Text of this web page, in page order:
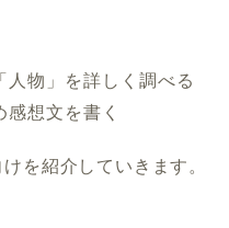
物」を詳しく調べる
想文を書く
を紹介していきます。